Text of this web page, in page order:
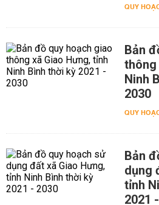
QUY
Bản
thông
Ninh
2030
QUY
Bản
dụng
tỉnh
2021